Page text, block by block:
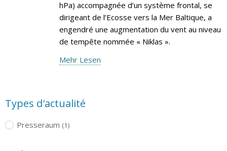
hPa) accompagnée d’un système frontal, se
dirigeant de l’Ecosse vers la Mer Baltique, a
engendré une augmentation du vent au niveau
de tempête nommée « Niklas ».
Mehr Lesen
Types d'actualité
Presseraum (1)